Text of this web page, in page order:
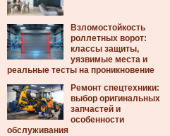
Взломостойкость
роллетных ворот:
классы защиты,
уязвимые места и
реальные тесты на проникновение
Ремонт спецтехники:
выбор оригинальных
запчастей и
особенности
обслуживания